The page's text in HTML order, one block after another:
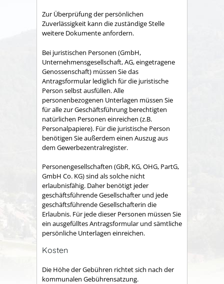
Zur Überprüfung der persönlichen
Zuverlässigkeit kann die zuständige Stelle
weitere Dokumente anfordern.
Bei juristischen Personen (GmbH,
Unternehmensgesellschaft, AG, eingetragene
Genossenschaft) müssen Sie das
Antragsformular lediglich für die juristische
Person selbst ausfüllen. Alle
personenbezogenen Unterlagen müssen Sie
für alle zur Geschäftsführung berechtigten
natürlichen Personen einreichen (z.B.
Personalpapiere). Für die juristische Person
benötigen Sie außerdem einen Auszug aus
dem Gewerbezentralregister.
Personengesellschaften (GbR, KG, OHG, PartG,
GmbH Co. KG) sind als solche nicht
erlaubnisfähig. Daher benötigt jeder
geschäftsführende Gesellschafter und jede
geschäftsführende Gesellschafterin die
Erlaubnis. Für jede dieser Personen müssen Sie
ein ausgefülltes Antragsformular und sämtliche
persönliche Unterlagen einreichen.
Kosten
Die Höhe der Gebühren richtet sich nach der
kommunalen Gebührensatzung.